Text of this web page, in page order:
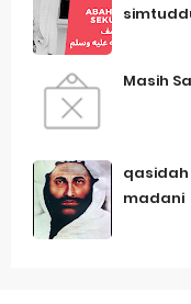
Masih
madani